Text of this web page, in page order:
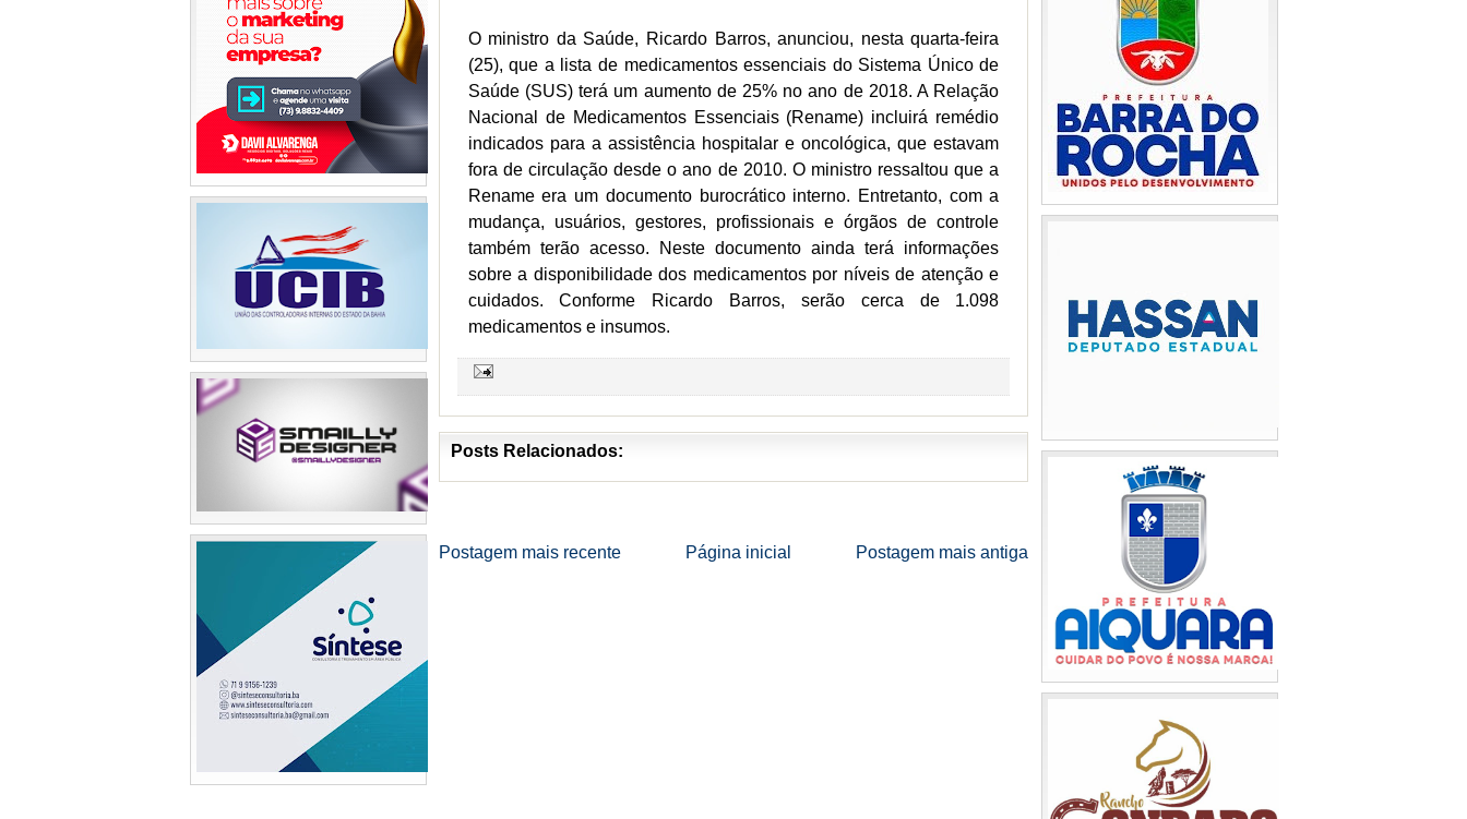
O ministro da Saúde, Ricardo Barros, anunciou, nesta quarta-feira
(25), que a lista de medicamentos essenciais do Sistema Único de
Saúde (SUS) terá um aumento de 25% no ano de 2018. A Relação
Nacional de Medicamentos Essenciais (Rename) incluirá remédio
indicados para a assistência hospitalar e oncológica, que estavam
fora de circulação desde o ano de 2010. O ministro ressaltou que a
Rename era um documento burocrático interno. Entretanto, com a
mudança, usuários, gestores, profissionais e órgãos de controle
também terão acesso. Neste documento ainda terá informações
sobre a disponibilidade dos medicamentos por níveis de atenção e
cuidados. Conforme Ricardo Barros, serão cerca de 1.098
medicamentos e insumos.
Posts Relacionados:
Postagem mais recente Postagem mais antiga
Página inicial